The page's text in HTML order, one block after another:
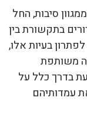
סיבות, החל
בתקשורת בין
בעיות אלו,
משותפת
בדרך כלל על
עמדותיהם